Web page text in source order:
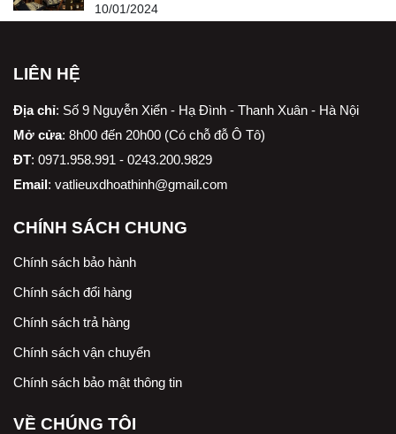
10/01/2024
LIÊN HỆ
Địa chỉ: Số 9 Nguyễn Xiển - Hạ Đình - Thanh Xuân - Hà Nội
Mở cửa: 8h00 đến 20h00 (Có chỗ đỗ Ô Tô)
ĐT: 0971.958.991 - 0243.200.9829
Email: vatlieuxdhoathinh@gmail.com
CHÍNH SÁCH CHUNG
Chính sách bảo hành
Chính sách đổi hàng
Chính sách trả hàng
Chính sách vận chuyển
Chính sách bảo mật thông tin
VỀ CHÚNG TÔI